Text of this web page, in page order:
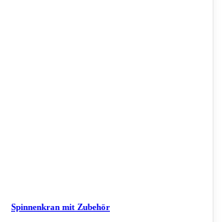
Spinnenkran mit Zubehör